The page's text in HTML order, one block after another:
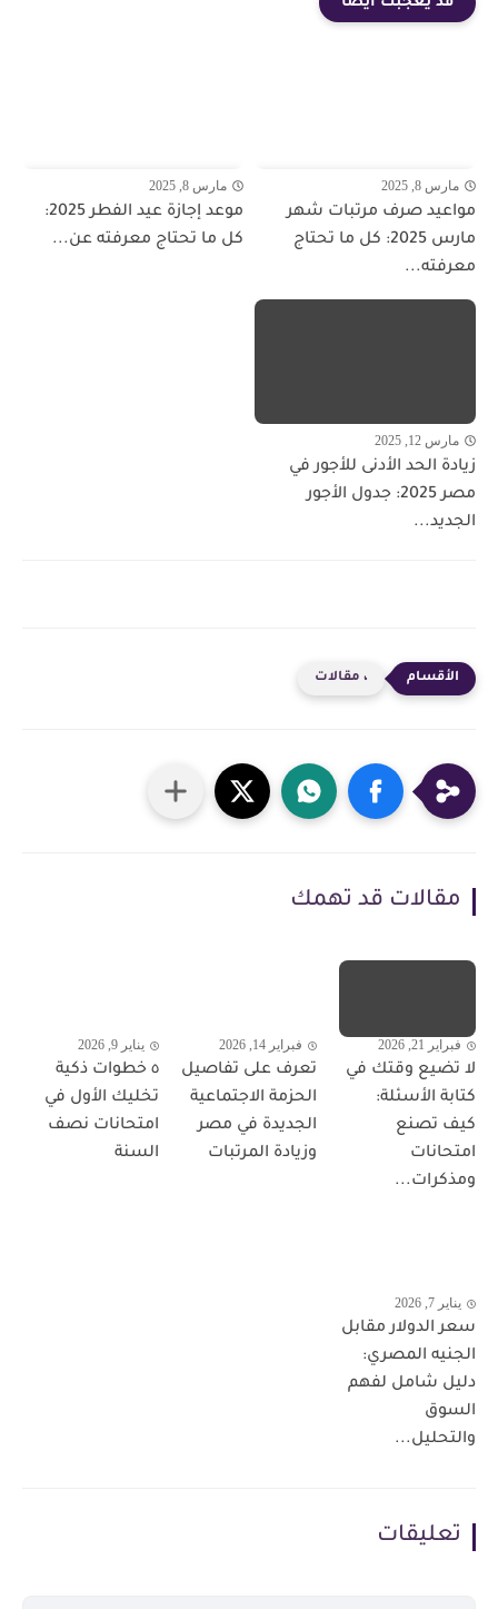
مارس 8, 2025
مواعيد صرف مرتبات شهر
مارس 2025: كل ما تحتاج
معرفته...
مارس 8, 2025
موعد إجازة عيد الفطر 2025:
كل ما تحتاج معرفته عن...
مارس 12, 2025
زيادة الحد الأدنى للأجور في
مصر 2025: جدول الأجور
الجديد...
، مقالات
مقالات قد تهمك
فبراير 21, 2026
لا تضيع وقتك في
كتابة الأسئلة:
كيف تصنع
امتحانات
ومذكرات...
فبراير 14, 2026
تعرف على تفاصيل
الحزمة الاجتماعية
الجديدة في مصر
وزيادة المرتبات
يناير 9, 2026
٥ خطوات ذكية
تخليك الأول في
امتحانات نصف
السنة
يناير 7, 2026
سعر الدولار مقابل
الجنيه المصري:
دليل شامل لفهم
السوق
والتحليل...
تعليقات